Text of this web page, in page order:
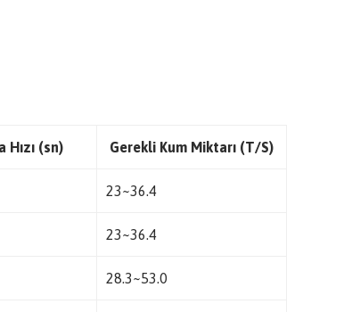
Hızı (sn) Gerekli Kum Miktarı (T/S)
23~36.4
23~36.4
28.3~53.0